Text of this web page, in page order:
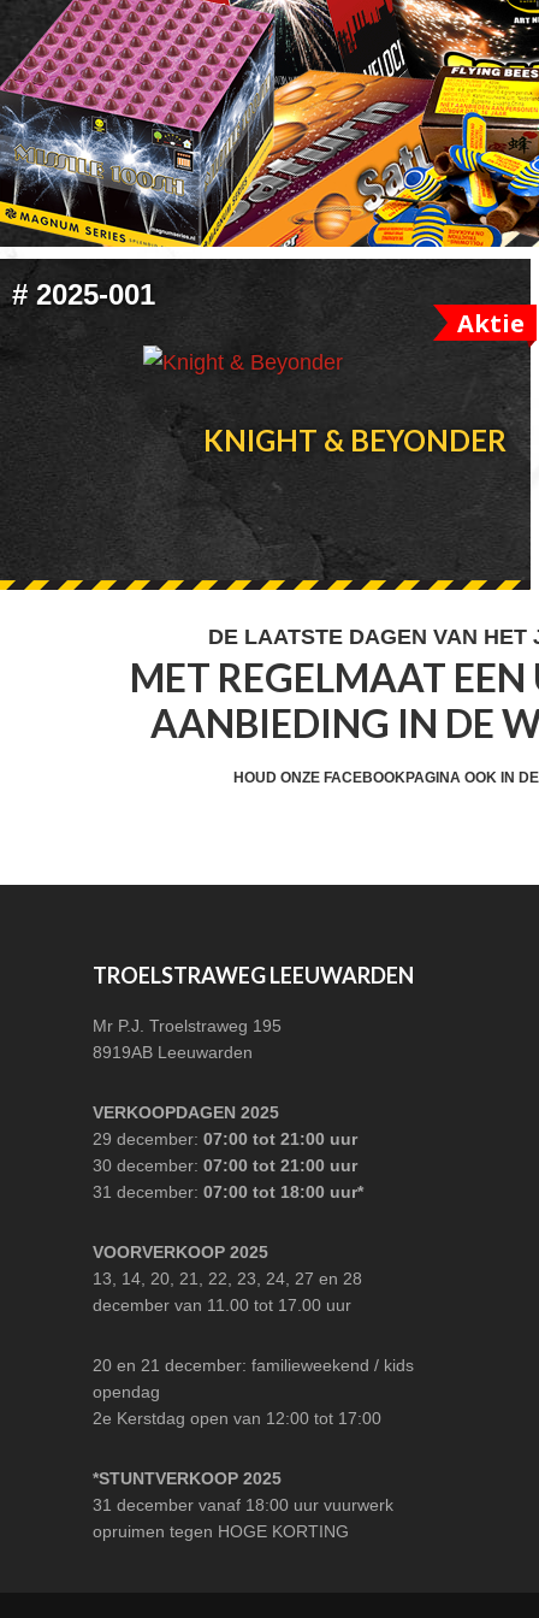
FOOTER
WIDGET
HEADER
# 2025-001
Aktie
KNIGHT & BEYONDER
WIDGET
HEADER
DE LAATSTE DAGEN VAN HET
MET REGELMAAT EEN
AANBIEDING IN DE
HOUD ONZE FACEBOOKPAGINA OOK IN
TROELSTRAWEG LEEUWARDEN
Mr P.J. Troelstraweg 195
8919AB Leeuwarden
VERKOOPDAGEN 2025
29 december:07:00 tot 21:00 uur
30 december:07:00 tot 21:00 uur
31 december:07:00 tot 18:00 uur*
VOORVERKOOP 2025
13, 14, 20, 21, 22, 23, 24, 27 en 28
december van 11.00 tot 17.00 uur
20 en 21 december: familieweekend / kids
opendag
2e Kerstdag open van 12:00 tot 17:00
*STUNTVERKOOP 2025
31 december vanaf 18:00 uur vuurwerk
opruimen tegen HOGE KORTING